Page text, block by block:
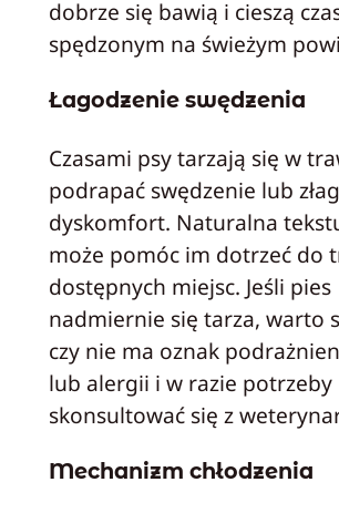
dobrze się bawią i cieszą
spędzonym na świeżym
Łagodzenie swędzenia
Czasami psy tarzają się w
podrapać swędzenie lub
dyskomfort. Naturalna
może pomóc im dotrzeć do
dostępnych miejsc. Jeśli pies
nadmiernie się tarza, warto
czy nie ma oznak
lub alergii i w razie potrzeby
skonsultować się z
Mechanizm chłodzenia